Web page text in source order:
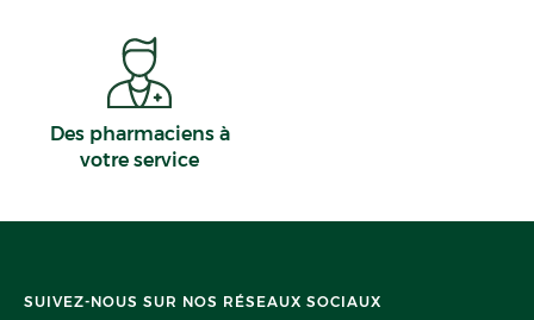
Des pharmaciens à
votre service
SUIVEZ-NOUS SUR NOS RÉSEAUX SOCIAUX